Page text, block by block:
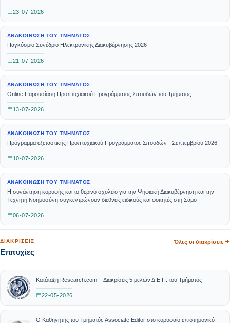
23-07-2026
ΑΝΑΚΟΊΝΩΣΗ ΤΟΥ ΤΜΉΜΑΤΟΣ
Παγκόσμιο Συνέδριο Ηλεκτρονικής Διακυβέρνησης 2026
21-07-2026
ΑΝΑΚΟΊΝΩΣΗ ΤΟΥ ΤΜΉΜΑΤΟΣ
Online Παρουσίαση Προπτυχιακού Προγράμματος Σπουδών του Τμήματος
13-07-2026
ΑΝΑΚΟΊΝΩΣΗ ΤΟΥ ΤΜΉΜΑΤΟΣ
Πρόγραμμα εξεταστικής Προπτυχιακού Προγράμματος Σπουδών - Σεπτεμβρίου 2026
10-07-2026
ΑΝΑΚΟΊΝΩΣΗ ΤΟΥ ΤΜΉΜΑΤΟΣ
Η συνάντηση κορυφής και το θερινό σχολείο για την Ψηφιακή Διακυβέρνηση και την
Τεχνητή Νοημοσύνη συγκεντρώνουν διεθνείς ειδικούς και φοιτητές στη Σάμο
06-07-2026
ΔΙΑΚΡΊΣΕΙΣ
Επιτυχίες
Όλες οι διακρίσεις
Κατάταξη Research.com – Διακρίσεις 5 μελών Δ.Ε.Π. του Τμήματός
22-05-2026
Ο Καθηγητής του Τμήματός Associate Editor στο κορυφαίο επιστημονικό